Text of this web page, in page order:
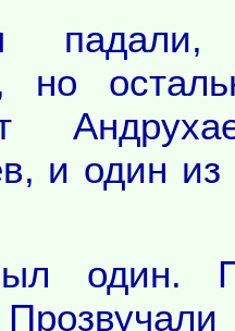
падали,
но
и один
один.